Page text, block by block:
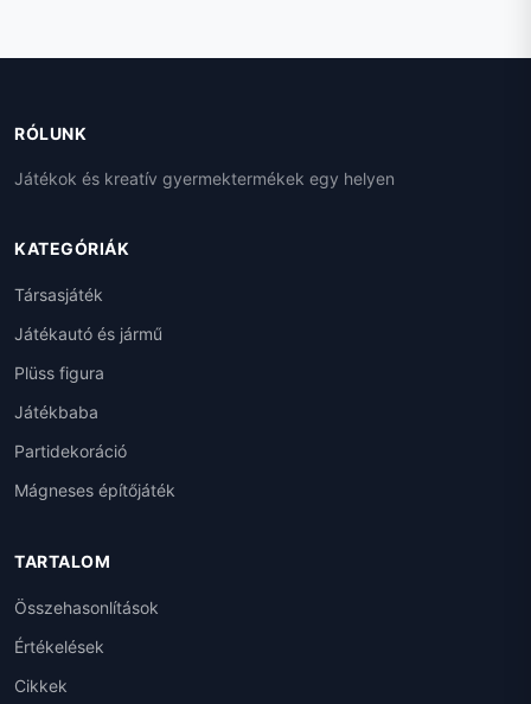
RÓLUNK
Játékok és kreatív gyermektermékek egy helyen
KATEGÓRIÁK
Társasjáték
Játékautó és jármű
Plüss figura
Játékbaba
Partidekoráció
Mágneses építőjáték
TARTALOM
Összehasonlítások
Értékelések
Cikkek